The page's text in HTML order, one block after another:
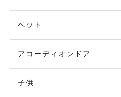
ペット
アコーディオンドア
子供